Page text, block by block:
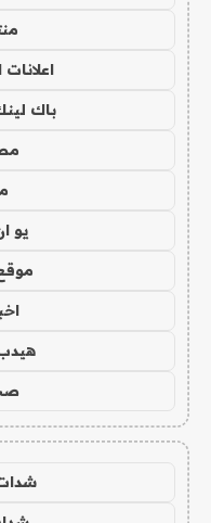
اعلانات
باك
يو
اخبار